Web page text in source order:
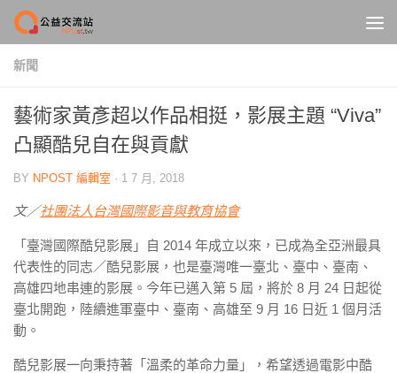
Skip to content
新聞
藝術家黃彥超以作品相挺，影展主題 “Viva”
凸顯酷兒自在與貢獻
BY NPOST 編輯室 · 1 7 月, 2018
文／社團法人台灣國際影音與教育協會
「臺灣國際酷兒影展」自 2014 年成立以來，已成為全亞洲最具
代表性的同志／酷兒影展，也是臺灣唯一臺北、臺中、臺南、
高雄四地串連的影展。今年已邁入第 5 屆，將於 8 月 24 日起從
臺北開跑，陸續進軍臺中、臺南、高雄至 9 月 16 日近 1 個月活
動。
酷兒影展一向秉持著「溫柔的革命力量」，希望透過電影中酷